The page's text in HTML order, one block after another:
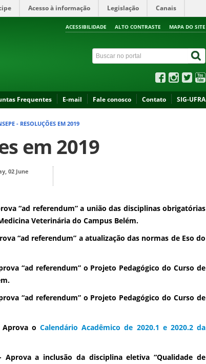
Acesso à informação Legislação Canais
ACESSIBILIDADE ALTO CONTRASTE MAPA DO SITE
Frequentes E-mail Fale conosco Contato SIG-UFRA
- RESOLUÇÕES EM 2019
em 2019
02 June
“ad referendum” a união das disciplinas obrigatórias
Veterinária do Campus Belém.
“ad referendum” a atualização das normas de Eso do
“ad referendum” o Projeto Pedagógico do Curso de
“ad referendum” o Projeto Pedagógico do Curso de
Aprova oCalendário Acadêmico de 2020.1 e 2020.2 da
Aprova a inclusão da disciplina eletiva “Qualidade de